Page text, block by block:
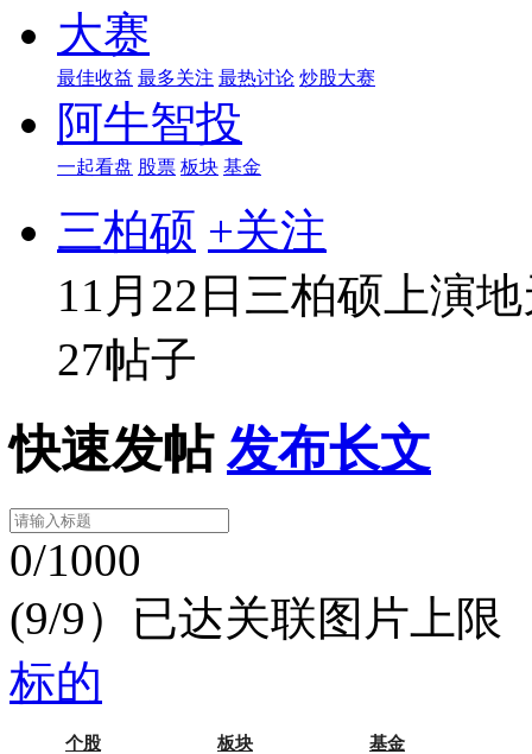
大赛
最佳收益 最多关注 最热讨论 炒股大赛
阿牛智投
一起看盘 股票 板块 基金
三柏硕 +关注
11月22日三柏硕上演
27帖子
快速发帖 发布长文
0/1000
(9/9）已达关联图片上限
标的
个股 板块 基金